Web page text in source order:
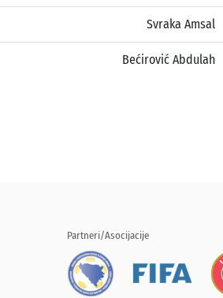
Svraka Amsal
Bećirović Abdulah
Partneri/Asocijacije